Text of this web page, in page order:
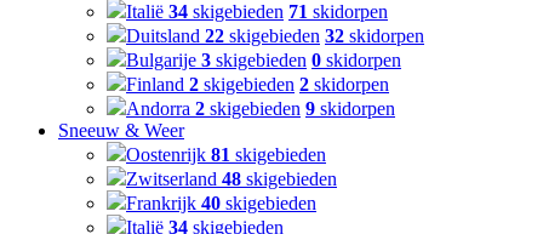
Italië 34 skigebieden 71 skidorpen
Duitsland 22 skigebieden 32 skidorpen
Bulgarije 3 skigebieden 0 skidorpen
Finland 2 skigebieden 2 skidorpen
Andorra 2 skigebieden 9 skidorpen
Sneeuw & Weer
Oostenrijk 81 skigebieden
Zwitserland 48 skigebieden
Frankrijk 40 skigebieden
Italië 34 skigebieden